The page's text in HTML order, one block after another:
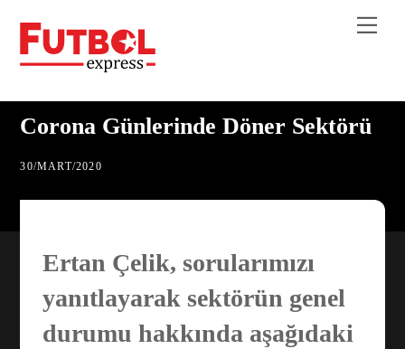
Corona Günlerinde Döner Sektörü
30/MART/2020
Ertan Çelik, sorularımızı
yanıtlayarak sektörün genel
durumu hakkında aşağıdaki